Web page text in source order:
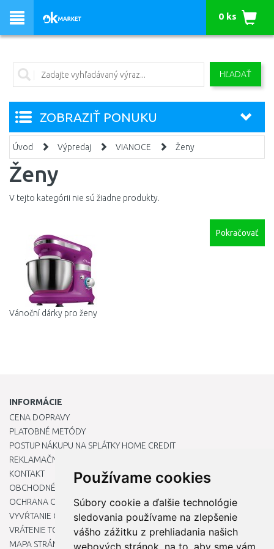
Používame cookies
Súbory cookie a ďalšie technológie
sledovania používame na zlepšenie
vášho zážitku z prehliadania našich
webových stránok, na to, aby sme vám
HĽADAŤ
0 ks
ZOBRAZIŤ PONUKU
Úvod Výpredaj VIANOCE Ženy
Ženy
V tejto kategórii nie sú žiadne produkty.
Pokračovať
Vánoční dárky pro ženy
INFORMÁCIE
CENA DOPRAVY
PLATOBNÉ METÓDY
POSTUP NÁKUPU NA SPLÁTKY HOME CREDIT
REKLAMAČNÝ PORIADOK
KONTAKT
OBCHODNÉ PODMIENKY
OCHRANA OSOBNÝCH ÚDAJOV
VYVŔTANIE OTVORU DO DREZU PRE KUCHYNSKÚ BATÉRIU
VRÁTENIE TOVARU / REKLAMÁCIE
MAPA STRÁNOK